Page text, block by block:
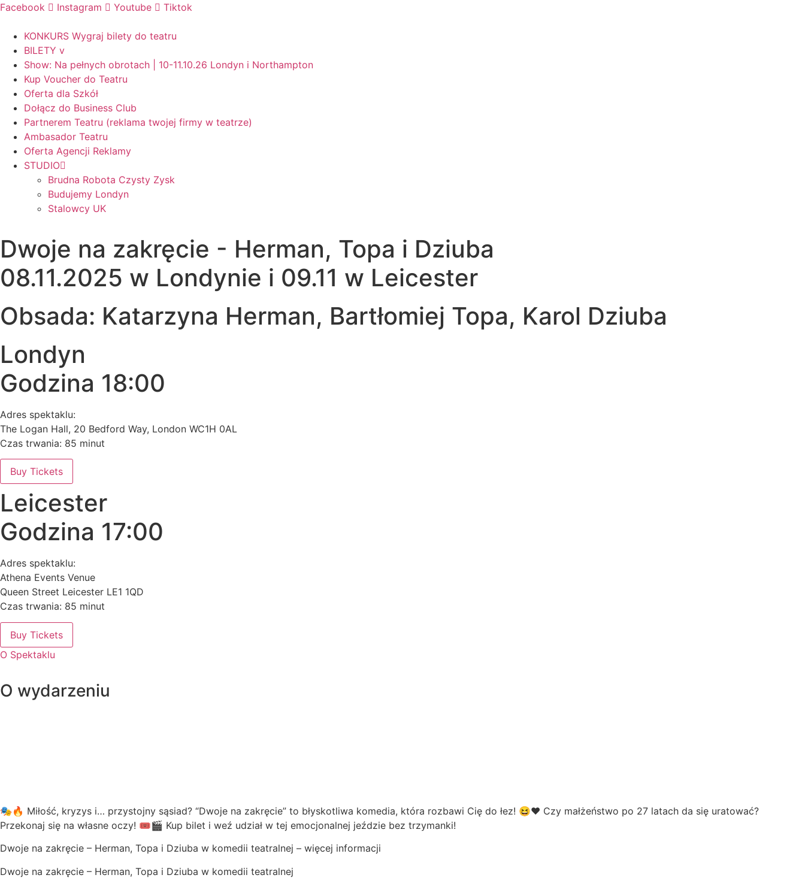
Skip
content
Facebook Instagram Youtube Tiktok
KONKURS Wygraj bilety do teatru
BILETY v
Show: Na pełnych obrotach | 10-11.10.26 Londyn i Northampton
Kup Voucher do Teatru
Oferta dla Szkół
Dołącz do Business Club
Partnerem Teatru (reklama twojej firmy w teatrze)
Ambasador Teatru
Oferta Agencji Reklamy
STUDIO
Brudna Robota Czysty Zysk
Budujemy Londyn
Stalowcy UK
Dwoje na zakręcie - Herman, Topa i Dziuba
08.11.2025 w Londynie i 09.11 w Leicester
Obsada: Katarzyna Herman, Bartłomiej Topa, Karol Dziuba
Londyn
Godzina 18:00
Adres spektaklu:
The Logan Hall, 20 Bedford Way, London WC1H 0AL
Czas trwania: 85 minut
Buy Tickets
Leicester
Godzina 17:00
Adres spektaklu:
Athena Events Venue
Queen Street Leicester LE1 1QD
Czas trwania: 85 minut
Buy Tickets
O Spektaklu
O wydarzeniu
🎭🔥 Miłość, kryzys i… przystojny sąsiad? “Dwoje na zakręcie” to błyskotliwa komedia, która rozbawi Cię do łez! 😆❤️ Czy małżeństwo po 27 latach da się uratować?
Przekonaj się na własne oczy! 🎟🎬 Kup bilet i weź udział w tej emocjonalnej jeździe bez trzymanki!
Dwoje na zakręcie – Herman, Topa i Dziuba w komedii teatralnej – więcej informacji
Dwoje na zakręcie – Herman, Topa i Dziuba w komedii teatralnej